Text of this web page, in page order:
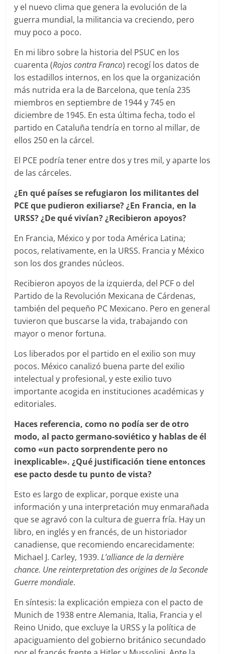
y el nuevo clima que genera la evolución de la
guerra mundial, la militancia va creciendo, pero
muy poco a poco.
En mi libro sobre la historia del PSUC en los
cuarenta (Rojos contra Franco) recogí los datos de
los estadillos internos, en los que la organización
más nutrida era la de Barcelona, que tenía 235
miembros en septiembre de 1944 y 745 en
diciembre de 1945. En esta última fecha, todo el
partido en Cataluña tendría en torno al millar, de
ellos 250 en la cárcel.
El PCE podría tener entre dos y tres mil, y aparte los
de las cárceles.
¿En qué países se refugiaron los militantes del
PCE que pudieron exiliarse? ¿En Francia, en la
URSS? ¿De qué vivían? ¿Recibieron apoyos?
En Francia, México y por toda América Latina;
pocos, relativamente, en la URSS. Francia y México
son los dos grandes núcleos.
Recibieron apoyos de la izquierda, del PCF o del
Partido de la Revolución Mexicana de Cárdenas,
también del pequeño PC Mexicano. Pero en general
tuvieron que buscarse la vida, trabajando con
mayor o menor fortuna.
Los liberados por el partido en el exilio son muy
pocos. México canalizó buena parte del exilio
intelectual y profesional, y este exilio tuvo
importante acogida en instituciones académicas y
editoriales.
Haces referencia, como no podía ser de otro
modo, al pacto germano-soviético y hablas de él
como «un pacto sorprendente pero no
inexplicable». ¿Qué justificación tiene entonces
ese pacto desde tu punto de vista?
Esto es largo de explicar, porque existe una
información y una interpretación muy enmarañada
que se agravó con la cultura de guerra fría. Hay un
libro, en inglés y en francés, de un historiador
canadiense, que recomiendo encarecidamente:
Michael J. Carley, 1939.L’alliance de la dernière
chance. Une reinterpretation des origines de la Seconde
Guerre mondiale.
En síntesis: la explicación empieza con el pacto de
Munich de 1938 entre Alemania, Italia, Francia y el
Reino Unido, que excluye la URSS y la política de
apaciguamiento del gobierno británico secundado